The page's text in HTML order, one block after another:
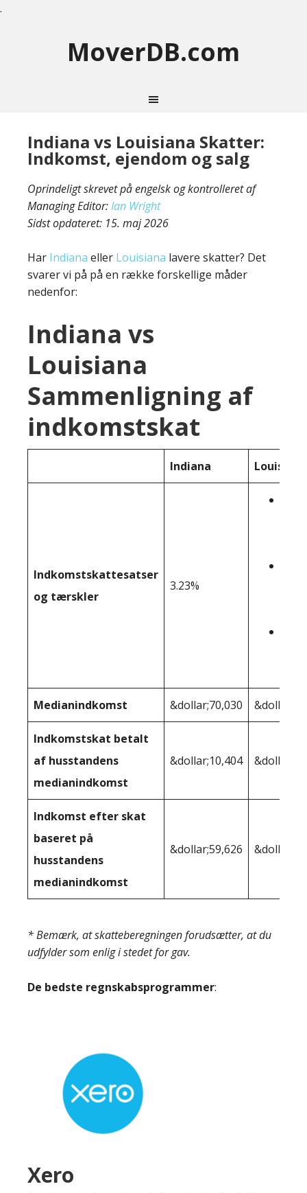
.
MoverDB.com
Indiana vs Louisiana Skatter:
Indkomst, ejendom og salg
Oprindeligt skrevet på engelsk og kontrolleret af
Managing Editor:Ian Wright
Sidst opdateret: 15. maj 2026
Har Indiana eller Louisiana lavere skatter? Det
svarer vi på på en række forskellige måder
nedenfor:
Indiana vs
Louisiana
Sammenligning af
indkomstskat
Indiana Louisiana
Indkomstskattesatser
og tærskler
3.23%
Medianindkomst &dollar;70,030
Indkomstskat betalt
af husstandens
medianindkomst
&dollar;10,404
Indkomst efter skat
baseret på
husstandens
medianindkomst
&dollar;59,626
* Bemærk, at skatteberegningen forudsætter, at du
udfylder som enlig i stedet for gav.
De bedste regnskabsprogrammer:
Xero